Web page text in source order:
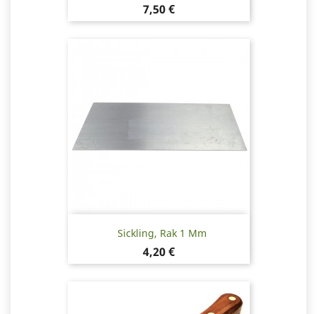
Pris
7,50 €
Sickling, Rak 1 Mm
Pris
4,20 €